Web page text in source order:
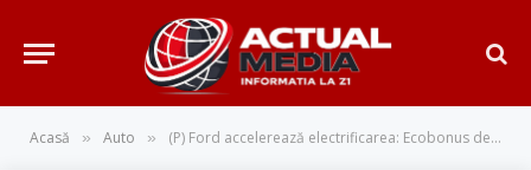
Acasă » Auto » (P) Ford accelerează electrificarea: Ecobonus de până la 9.600 de euro și leasing cu dobândă 0%!